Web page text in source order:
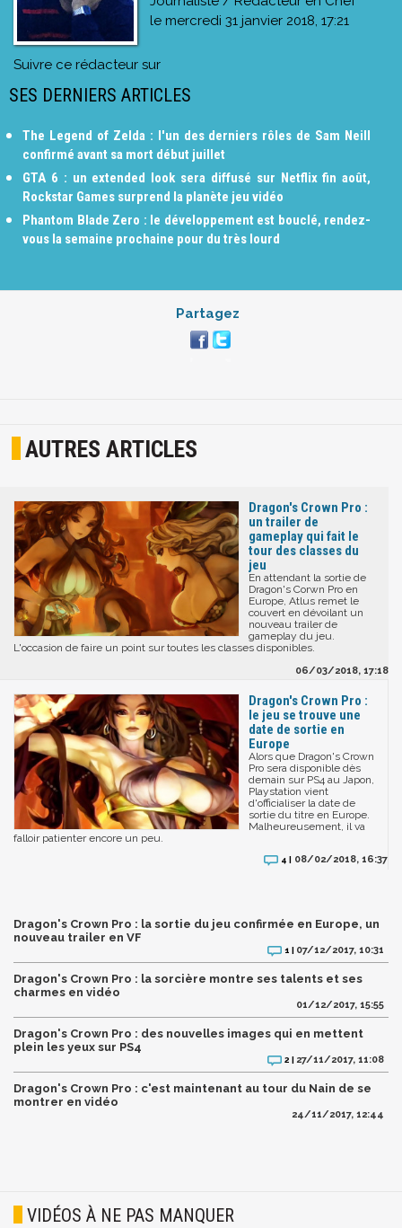
le mercredi 31 janvier 2018, 17:21
Suivre ce rédacteur sur
SES DERNIERS ARTICLES
The Legend of Zelda : l'un des derniers rôles de Sam Neill
confirmé avant sa mort début juillet
GTA 6 : un extended look sera diffusé sur Netflix fin août,
Rockstar Games surprend la planète jeu vidéo
Phantom Blade Zero : le développement est bouclé, rendez-
vous la semaine prochaine pour du très lourd
Partagez
AUTRES ARTICLES
Dragon's Crown Pro :
un trailer de
gameplay qui fait le
tour des classes du
jeu
En attendant la sortie de
Dragon's Corwn Pro en
Europe, Atlus remet le
couvert en dévoilant un
nouveau trailer de
gameplay du jeu.
L'occasion de faire un point sur toutes les classes disponibles.
06/03/2018, 17:18
Dragon's Crown Pro :
le jeu se trouve une
date de sortie en
Europe
Alors que Dragon's Crown
Pro sera disponible dès
demain sur PS4 au Japon,
Playstation vient
d'officialiser la date de
sortie du titre en Europe.
Malheureusement, il va
falloir patienter encore un peu.
4 | 08/02/2018, 16:37
Dragon's Crown Pro : la sortie du jeu confirmée en Europe, un
nouveau trailer en VF
1 | 07/12/2017, 10:31
Dragon's Crown Pro : la sorcière montre ses talents et ses
charmes en vidéo
01/12/2017, 15:55
Dragon's Crown Pro : des nouvelles images qui en mettent
plein les yeux sur PS4
2 | 27/11/2017, 11:08
Dragon's Crown Pro : c'est maintenant au tour du Nain de se
montrer en vidéo
24/11/2017, 12:44
VIDÉOS À NE PAS MANQUER